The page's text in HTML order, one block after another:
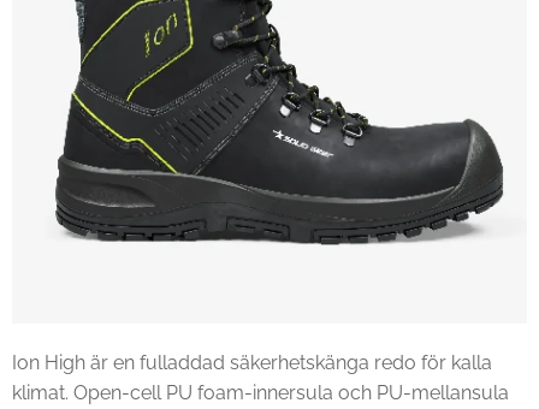
Ion High är en fulladdad säkerhetskänga redo för kalla
klimat. Open-cell PU foam-innersula och PU-mellansula